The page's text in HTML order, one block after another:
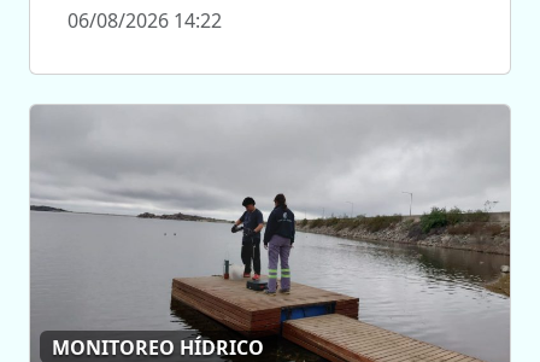
06/08/2026 14:22
MONITOREO HÍDRICO